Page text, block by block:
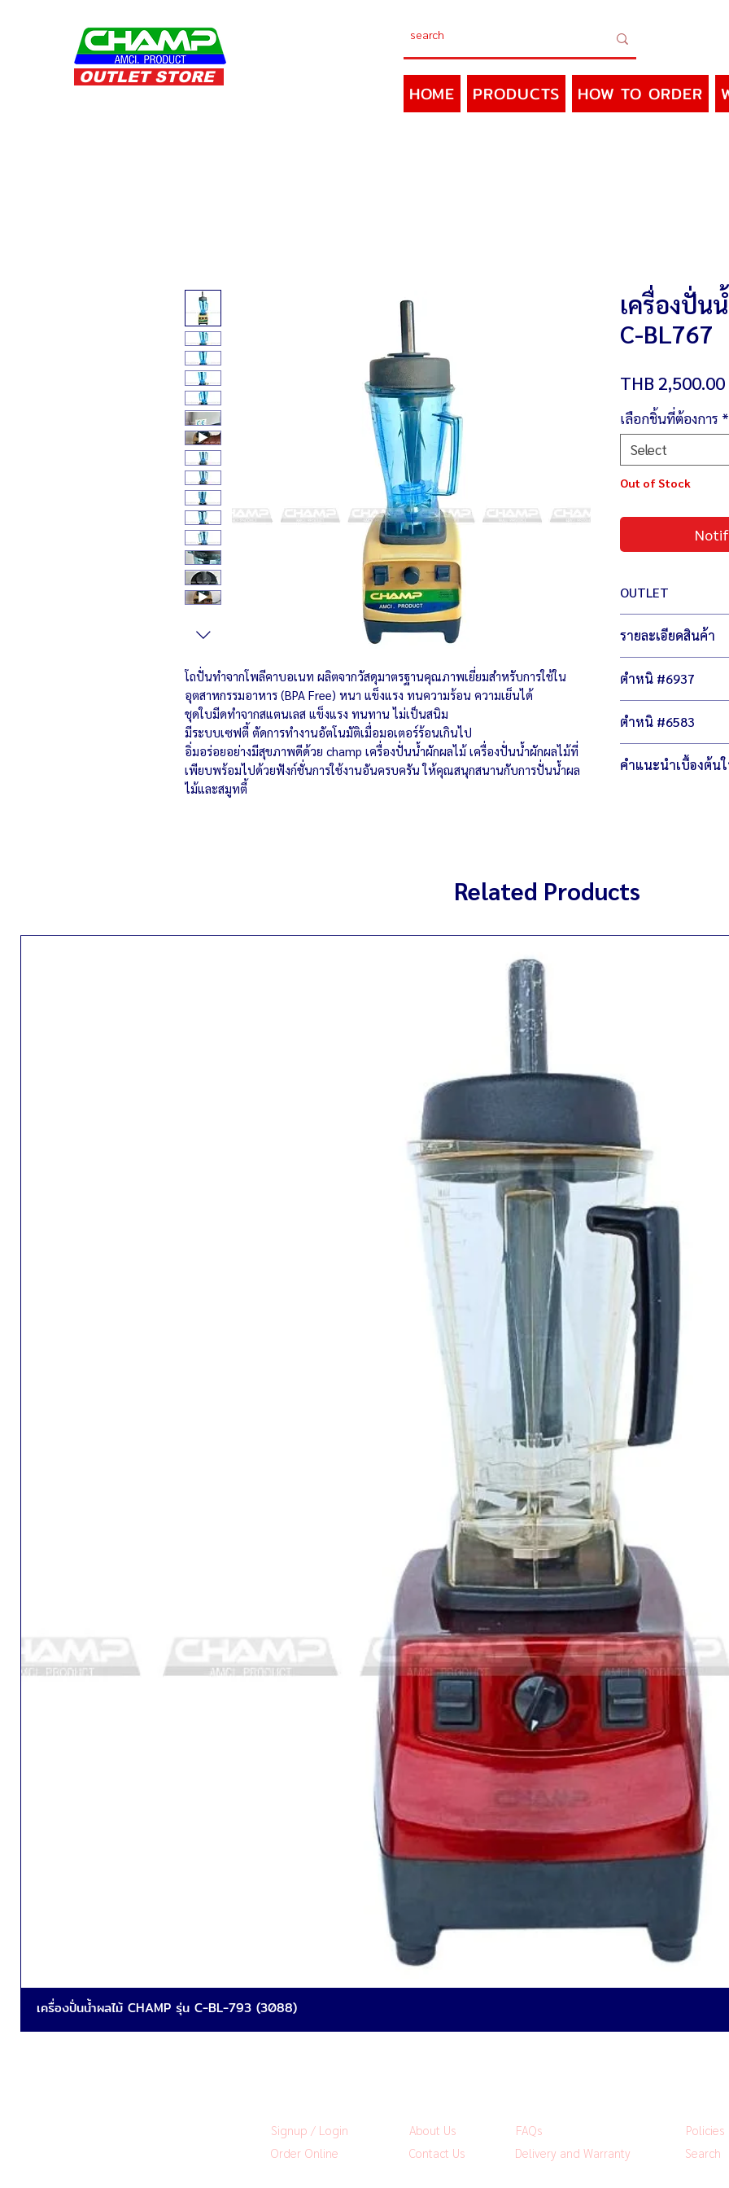
OUTLET STORE
HOME PRODUCTS HOW TO ORDER
โถปั่นทำจากโพลีคาบอเนท ผลิตจากวัสดุมาตรฐานคุณภาพเยี่ยมสำหรับการใช้ใน
อุตสาหกรรมอาหาร (BPA Free) หนา แข็งแรง ทนความร้อน ความเย็นได้
ชุดใบมีดทำจากสแตนเลส แข็งแรง ทนทาน ไม่เป็นสนิม
มีระบบเซฟตี้ ตัดการทำงานอัตโนมัติเมื่อมอเตอร์ร้อนเกินไป
อิ่มอร่อยอย่างมีสุขภาพดีด้วย champ เครื่องปั่นน้ำผักผลไม้ เครื่องปั่นน้ำผักผลไม้ที่
เพียบพร้อมไปด้วยฟังก์ชั่นการใช้งานอันครบครัน ให้คุณสนุกสนานกับการปั่นน้ำผล
ไม้และสมูทตี้
เครื่องปั่น
C-BL767
THB 2,500.00
เลือกชิ้นที่ต้องการ *
Select
Out of Stock
OUTLET
เพิ่มตัวเลือกให้กับคุณ
ไม่ลดฟังชั่นการทำงาน
วีดีโอทดสอบสินค้า
รายละเอียดสินค้า
น้ำหนัก 5 กิโลกรัม
กำลังไฟ 220 โวลต์
ความเร็วในการปั่น
ตำหนิ #6937
พลาสติกซีดเหลือง
สติ๊กเกอร์กรอบ
ด้ามคนถลอก
ตำหนิ #6583
พลาสติกซีดเหลือง
คำแนะนำเบื้องต้น
Related Products
เครื่องปั่นน้ำผลไม้ CHAMP รุ่น C-BL-793 (3088)
Signup / Login
Order Online
About Us
FAQs
Contact Us
Delivery and Warranty
Policies
Search